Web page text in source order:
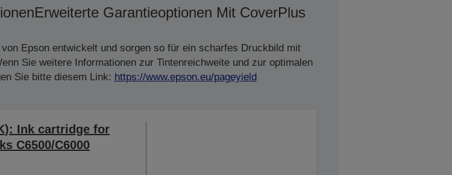
Erweiterte Garantieoptionen Mit CoverPlus
Epson entwickelt und sorgen so für ein scharfes Druckbild mit
Sie weitere Informationen zur Tintenreichweite und zur optimalen
Sie bitte diesem Link: https://www.epson.eu/pageyield
Ink cartridge for
C6500/C6000